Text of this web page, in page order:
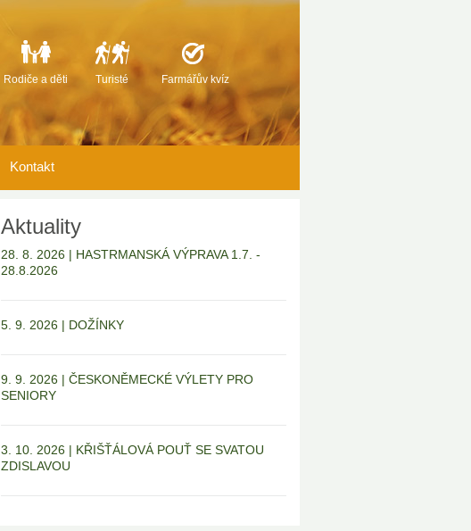
Rodiče a děti Turisté Farmářův kvíz
Kontakt
Aktuality
28. 8. 2026 | HASTRMANSKÁ VÝPRAVA 1.7. -
28.8.2026
5. 9. 2026 | DOŽÍNKY
9. 9. 2026 | ČESKONĚMECKÉ VÝLETY PRO
SENIORY
3. 10. 2026 | KŘIŠŤÁLOVÁ POUŤ SE SVATOU
ZDISLAVOU